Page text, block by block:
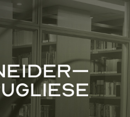
ferramentas